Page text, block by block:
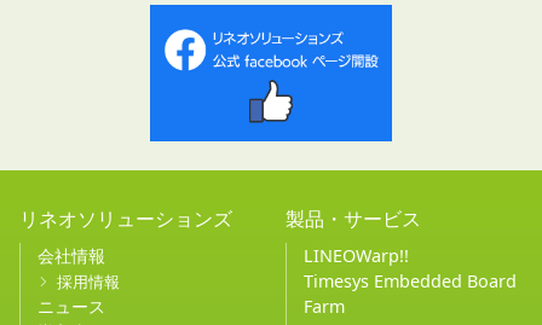
リネオソリューションズ
会社情報
採用情報
ニュース
製品・サービス
LINEOWarp!!
Timesys Embedded Board
Farm